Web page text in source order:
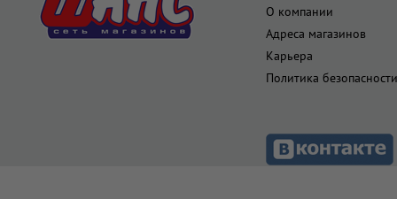
О компании
Адреса магазинов
Карьера
Политика безопасности